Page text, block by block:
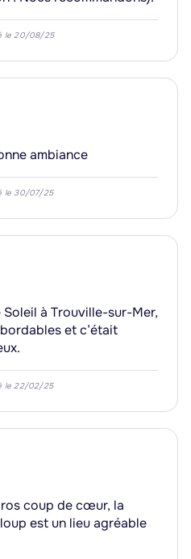
le 20/08/25
ambiance
le 30/07/25
à Trouville-sur-Mer,
et c’était
le 22/02/25
coup de cœur, la
est un lieu agréable